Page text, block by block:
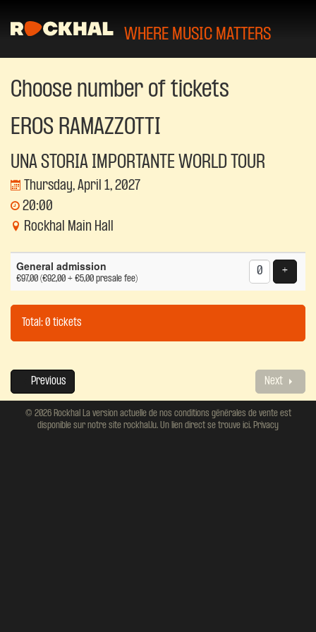
WHERE MUSIC MATTERS
Choose number of tickets
EROS RAMAZZOTTI
UNA STORIA IMPORTANTE WORLD TOUR
Thursday, April 1, 2027
20:00
Rockhal Main Hall
Number
General admission
€97,00 (€92,00 + €5,00 presale fee)
+Add
Total: 0 tickets
Previous Next
© 2026 Rockhal La version actuelle de nos conditions générales de vente est
disponible sur notre site rockhal.lu. Un lien direct se trouve ici. Privacy